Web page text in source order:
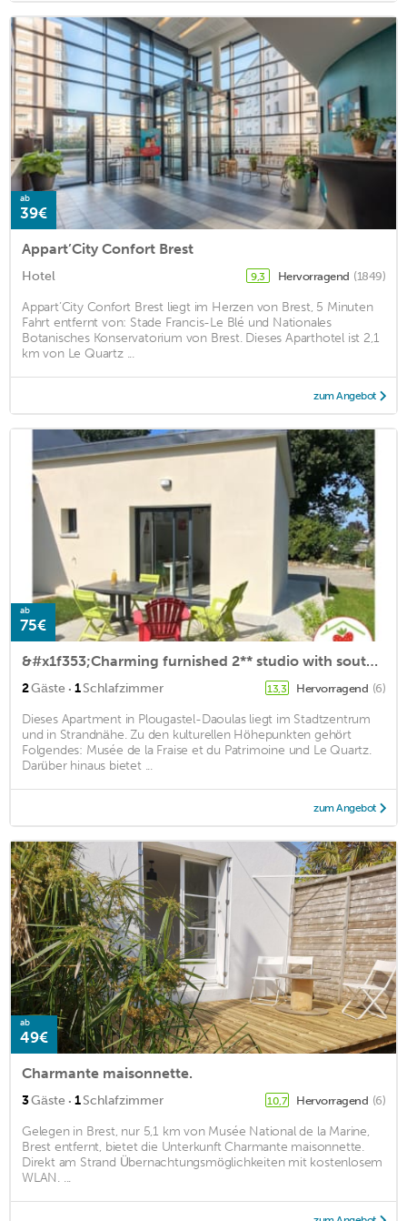
ab
39€
Appart’City Confort Brest
Hotel 9,3 Hervorragend (1849)
Appart’City Confort Brest liegt im Herzen von Brest, 5 Minuten
Fahrt entfernt von: Stade Francis-Le Blé und Nationales
Botanisches Konservatorium von Brest. Dieses Aparthotel ist 2,1
km von Le Quartz ...
zum Angebot
ab
75€
&#x1f353;Charming furnished 2** studio with south-facing terrace and garden, for 2p
2Gäste · 1Schlafzimmer 13,3 Hervorragend (6)
Dieses Apartment in Plougastel-Daoulas liegt im Stadtzentrum
und in Strandnähe. Zu den kulturellen Höhepunkten gehört
Folgendes: Musée de la Fraise et du Patrimoine und Le Quartz.
Darüber hinaus bietet ...
zum Angebot
ab
49€
Charmante maisonnette.
3Gäste · 1Schlafzimmer 10,7 Hervorragend (6)
Gelegen in Brest, nur 5,1 km von Musée National de la Marine,
Brest entfernt, bietet die Unterkunft Charmante maisonnette.
Direkt am Strand Übernachtungsmöglichkeiten mit kostenlosem
WLAN. ...